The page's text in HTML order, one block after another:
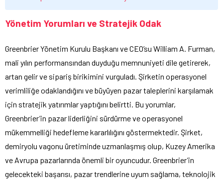
Yönetim Yorumları ve Stratejik Odak
Greenbrier Yönetim Kurulu Başkanı ve CEO’su William A. Furman,
mali yılın performansından duyduğu memnuniyeti dile getirerek,
artan gelir ve sipariş birikimini vurguladı. Şirketin operasyonel
verimliliğe odaklandığını ve büyüyen pazar taleplerini karşılamak
için stratejik yatırımlar yaptığını belirtti. Bu yorumlar,
Greenbrier’in pazar liderliğini sürdürme ve operasyonel
mükemmelliği hedefleme kararlılığını göstermektedir. Şirket,
demiryolu vagonu üretiminde uzmanlaşmış olup, Kuzey Amerika
ve Avrupa pazarlarında önemli bir oyuncudur. Greenbrier’in
gelecekteki başarısı, pazar trendlerine uyum sağlama, teknolojik